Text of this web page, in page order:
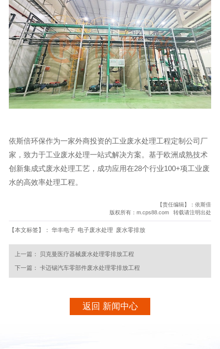
依斯倍环保作为一家外商投资的工业废水处理工程定制公司厂
家，致力于工业废水处理一站式解决方案。基于欧洲成熟技术
创新集成式废水处理工艺，成功应用在28个行业100+项工业废
水的高效率处理工程。
【责任编辑】：依斯倍
版权所有：m.cps88.com 转载请注明出处
【本文标签】： 华丰电子 电子废水处理 废水零排放
上一篇： 贝克曼医疗器械废水处理零排放工程
下一篇： 卡迈锡汽车零部件废水处理零排放工程
返回 新闻中心